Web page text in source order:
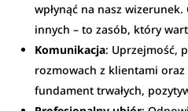
wpłynąć na nasz
innych – to zasób, który
Komunikacja: Uprzejmość,
rozmowach z klientami
fundament trwałych,